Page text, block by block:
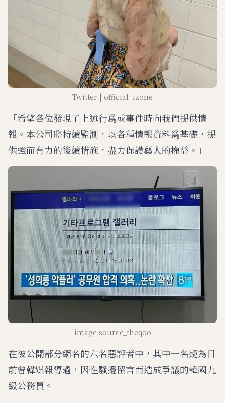
Twitter | official_izone
「希望各位發現了上述行爲或事件時向我們提供情
報。本公司將持續監測，以各種情報資料爲基礎，提
供強而有力的後續措施，盡力保護藝人的權益。」
image source_theqoo
在被公開部分網名的六名惡評者中，其中一名疑為日
前曾韓媒報導過，因性騷擾留言而造成爭議的韓國九
級公務員。